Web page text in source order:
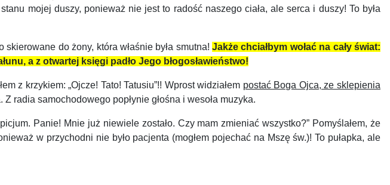
mojej duszy, ponieważ nie jest to radość naszego ciała, ale serca i duszy! To była
skierowane do żony, która właśnie była smutna!Jakże chciałbym wołać na cały świat:
a z otwartej księgi padło Jego błogosławieństwo!
z krzykiem: „Ojcze! Tato! Tatusiu”!! Wprost widziałem postać Boga Ojca, ze sklepienia
radia samochodowego popłynie głośna i wesoła muzyka.
Panie! Mnie już niewiele zostało. Czy mam zmieniać wszystko?” Pomyślałem, że
w przychodni nie było pacjenta (mogłem pojechać na Mszę św.)! To pułapka, ale